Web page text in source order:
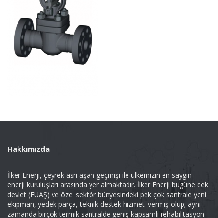
Hakkımızda
İlker Enerji, çeyrek asrı aşan geçmişi ile ülkemizin en saygın
enerji kuruluşları arasında yer almaktadır. İlker Enerji bugüne dek
devlet (EÜAŞ) ve özel sektör bünyesindeki pek çok santrale yeni
ekipman, yedek parça, teknik destek hizmeti vermiş olup; aynı
zamanda birçok termik santralde geniş kapsamlı rehabilitasyon